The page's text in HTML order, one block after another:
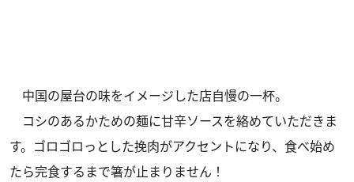
中国の屋台の味をイメージした店自慢の一杯。
コシのあるかための麺に甘辛ソースを絡めていただきま
す。ゴロゴロっとした挽肉がアクセントになり、食べ始め
たら完食するまで箸が止まりません！